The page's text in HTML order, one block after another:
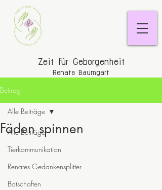
Renate Baumgart
Zeit für Geborgenheit
Beitrag
Alle Beiträge
Tierkommunikation
Renates Gedankensplitter
Botschaften
Alle Beiträge
Fäden spinnen